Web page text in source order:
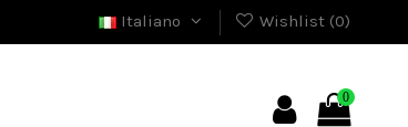
Italiano Wishlist (0)
0